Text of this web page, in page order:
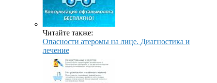
Читайте также:
Опасности атеромы на лице. Диагностика и
лечение